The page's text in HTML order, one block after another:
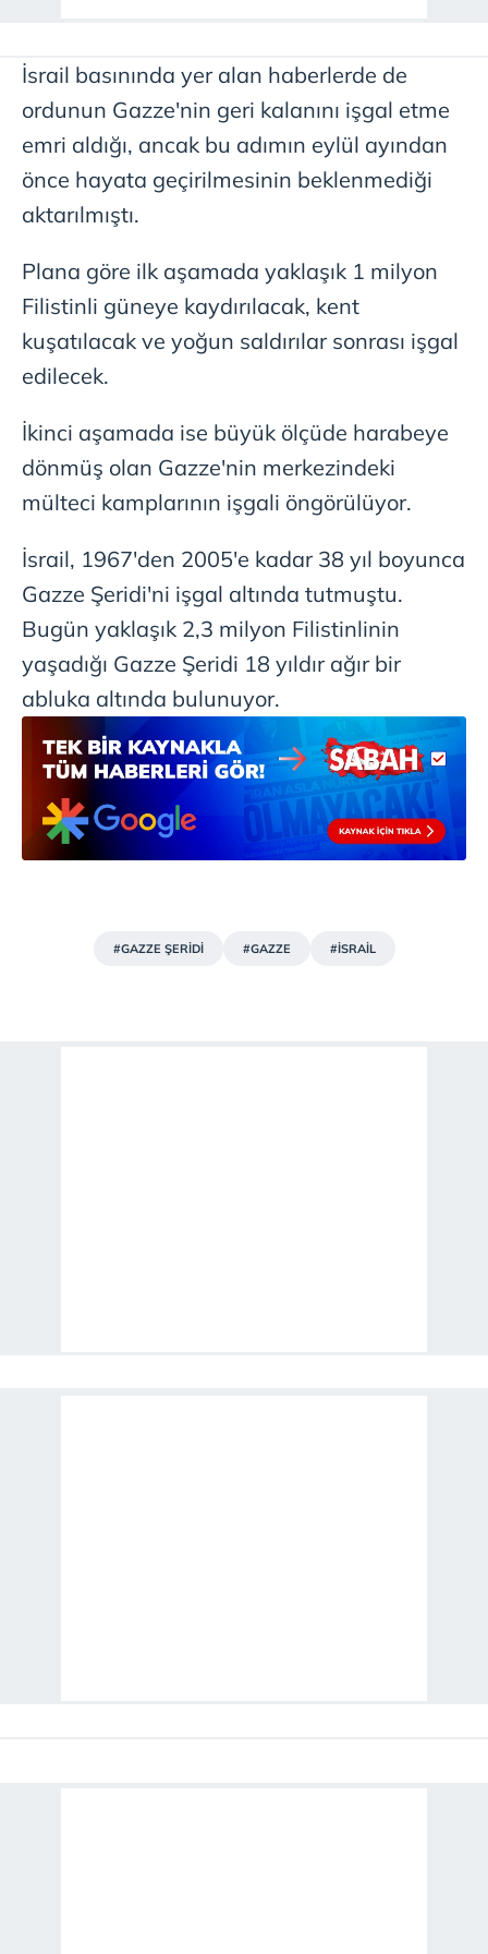
İsrail basınında yer alan haberlerde de
ordunun Gazze'nin geri kalanını işgal etme
emri aldığı, ancak bu adımın eylül ayından
önce hayata geçirilmesinin beklenmediği
aktarılmıştı.
Plana göre ilk aşamada yaklaşık 1 milyon
Filistinli güneye kaydırılacak, kent
kuşatılacak ve yoğun saldırılar sonrası işgal
edilecek.
İkinci aşamada ise büyük ölçüde harabeye
dönmüş olan Gazze'nin merkezindeki
mülteci kamplarının işgali öngörülüyor.
İsrail, 1967'den 2005'e kadar 38 yıl boyunca
Gazze Şeridi'ni işgal altında tutmuştu.
Bugün yaklaşık 2,3 milyon Filistinlinin
yaşadığı Gazze Şeridi 18 yıldır ağır bir
abluka altında bulunuyor.
#GAZZE ŞERİDİ #GAZZE #İSRAİL